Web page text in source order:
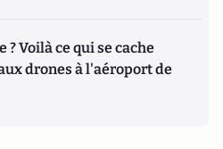
? Voilà ce qui se cache
drones à l'aéroport de